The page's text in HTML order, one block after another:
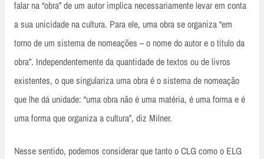
falar na “obra” de um autor implica necessariamente levar em conta
a sua unicidade na cultura. Para ele, uma obra se organiza “em
torno de um sistema de nomeações – o nome do autor e o título da
obra”. Independentemente da quantidade de textos ou de livros
existentes, o que singulariza uma obra é o sistema de nomeação
que lhe dá unidade: “uma obra não é uma matéria, é uma forma e é
uma forma que organiza a cultura”, diz Milner.
Nesse sentido, podemos considerar que tanto o CLG como o ELG